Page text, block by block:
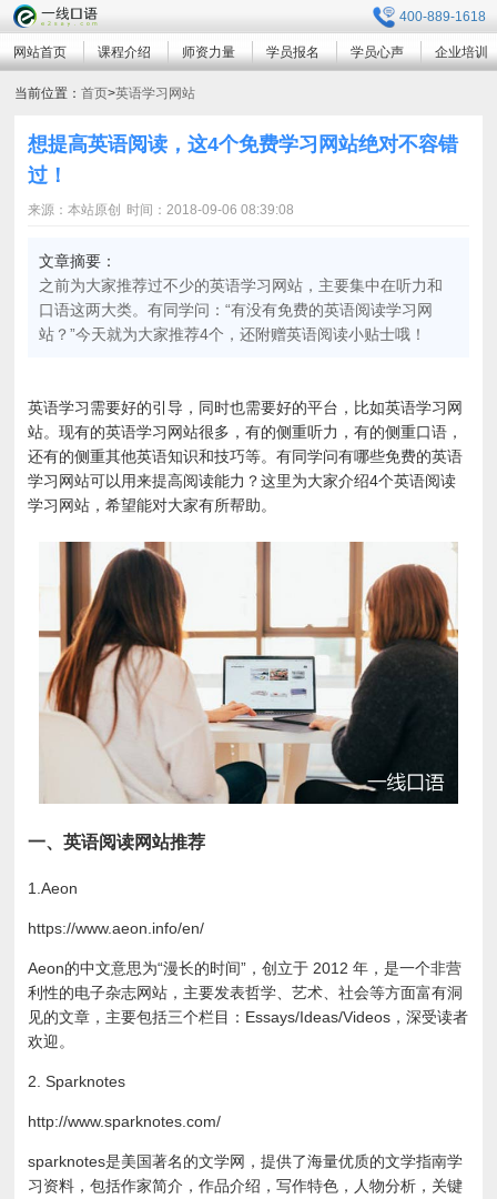
400-889-1618
网站首页 课程介绍 师资力量 学员报名 学员心声 企业培训
当前位置：首页>英语学习网站
想提高英语阅读，这4个免费学习网站绝对不容错
过！
来源：本站原创 时间：2018-09-06 08:39:08
文章摘要：
之前为大家推荐过不少的英语学习网站，主要集中在听力和
口语这两大类。有同学问：“有没有免费的英语阅读学习网
站？”今天就为大家推荐4个，还附赠英语阅读小贴士哦！
英语学习需要好的引导，同时也需要好的平台，比如英语学习网
站。现有的英语学习网站很多，有的侧重听力，有的侧重口语，
还有的侧重其他英语知识和技巧等。有同学问有哪些免费的英语
学习网站可以用来提高阅读能力？这里为大家介绍4个英语阅读
学习网站，希望能对大家有所帮助。
一、英语阅读网站推荐
1.Aeon
https://www.aeon.info/en/
Aeon的中文意思为“漫长的时间”，创立于 2012 年，是一个非营
利性的电子杂志网站，主要发表哲学、艺术、社会等方面富有洞
见的文章，主要包括三个栏目：Essays/Ideas/Videos，深受读者
欢迎。
2. Sparknotes
http://www.sparknotes.com/
sparknotes是美国著名的文学网，提供了海量优质的文学指南学
习资料，包括作家简介，作品介绍，写作特色，人物分析，关键